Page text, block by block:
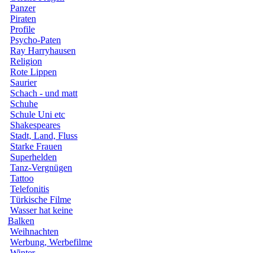
Panzer
Piraten
Profile
Psycho-Paten
Ray Harryhausen
Religion
Rote Lippen
Saurier
Schach - und matt
Schuhe
Schule Uni etc
Shakespeares
Stadt, Land, Fluss
Starke Frauen
Superhelden
Tanz-Vergnügen
Tattoo
Telefonitis
Türkische Filme
Wasser hat keine
Balken
Weihnachten
Werbung, Werbefilme